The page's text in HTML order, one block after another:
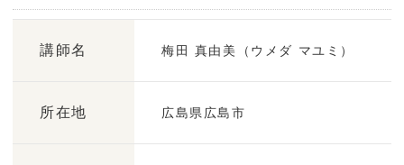
講師名 梅田 真由美（ウメダ マユミ）
所在地 広島県広島市
a
i